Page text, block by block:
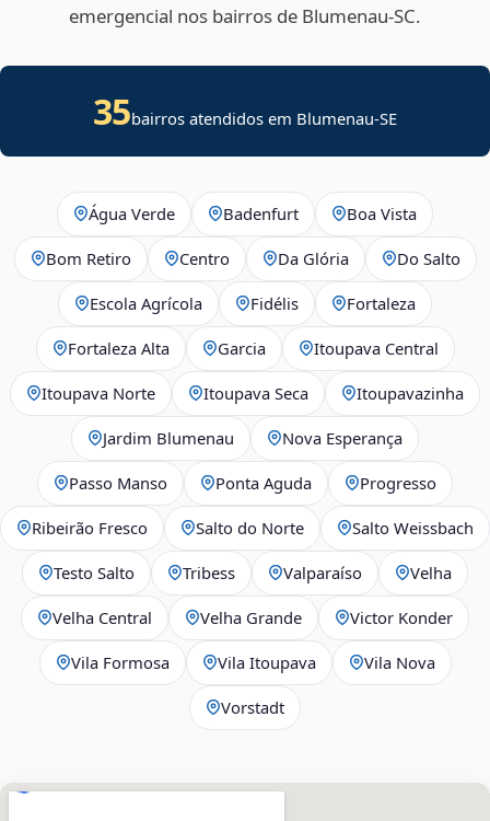
emergencial nos bairros de Blumenau‑SC.
35bairros atendidos em Blumenau-SE
Água Verde Badenfurt Boa Vista
Bom Retiro Centro Da Glória Do Salto
Escola Agrícola Fidélis Fortaleza
Fortaleza Alta Garcia Itoupava Central
Itoupava Norte Itoupava Seca Itoupavazinha
Jardim Blumenau Nova Esperança
Passo Manso Ponta Aguda Progresso
Ribeirão Fresco Salto do Norte Salto Weissbach
Testo Salto Tribess Valparaíso Velha
Velha Central Velha Grande Victor Konder
Vila Formosa Vila Itoupava Vila Nova
Vorstadt